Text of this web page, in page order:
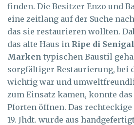
finden. Die Besitzer Enzo und
eine zeitlang auf der Suche
das sie restaurieren wollten.
das alte Haus in Ripe di
Marken typischen Baustil
sorgfältiger Restaurierung, bei
wichtig war und
zum Einsatz kamen, konnte
Pforten öffnen. Das rechteckige
19. Jhdt. wurde aus